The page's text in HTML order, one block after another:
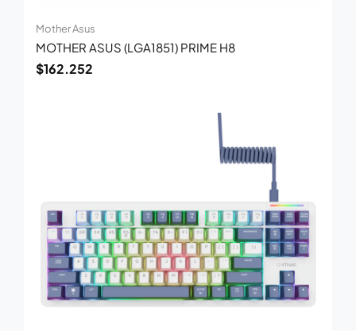
Mother Asus
MOTHER ASUS (LGA1851) PRIME H8
$162.252